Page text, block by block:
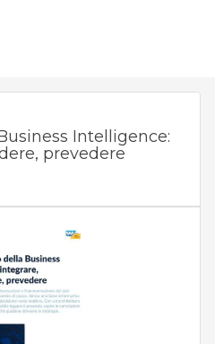
Intelligence:
prevedere